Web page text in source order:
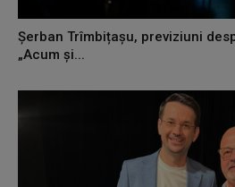
Șerban Trîmbițașu, previziuni
„Acum și...